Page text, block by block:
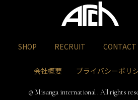
SHOP RECRUIT CONTACT
会社概要 プライバシーポリ
© Misanga international . All rights